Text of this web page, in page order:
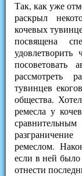
Так, как уже
раскрыл
кочевых
посвящена
посоветовать
рассмотреть
тувинцев
общества.
ремесла у
ремеслом.
если в ней
отнести